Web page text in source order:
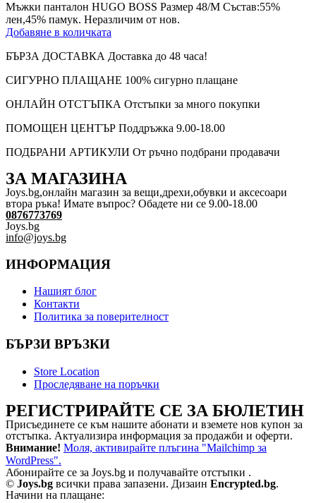
Мъжки панталон HUGO BOSS Размер 48/М Състав:55%
лен,45% памук. Неразличим от нов.
Добавяне в количката
БЪРЗА ДОСТАВКА Доставка до 48 часа!
СИГУРНО ПЛАЩАНЕ 100% сигурно плащане
ОНЛАЙН ОТСТЪПКА Отстъпки за много покупки
ПОМОЩЕН ЦЕНТЪР Поддръжка 9.00-18.00
ПОДБРАНИ АРТИКУЛИ От ръчно подбрани продавачи
ЗА МАГАЗИНА
Joys.bg,oнлайн магазин за вещи,дрехи,обувки и аксесоари
втора ръка! Имате въпрос? Обадете ни се 9.00-18.00
0876773769
Joys.bg
info@joys.bg
ИНФОРМАЦИЯ
Нашият блог
Контакти
Политика за поверителност
БЪРЗИ ВРЪЗКИ
Store Location
Проследяване на поръчки
РЕГИСТРИРАЙТЕ СЕ ЗА БЮЛЕТИН
Присъединете се към нашите абонати и вземете нов купон за
отстъпка. Актуализира информация за продажби и оферти.
Внимание! Моля, активирайте плъгина "Mailchimp за
WordPress".
Абонирайте се за Joys.bg и получавайте отстъпки .
© Joys.bg всички права запазени. Дизаин Encrypted.bg.
Начини на плащане: